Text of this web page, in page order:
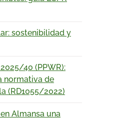
sostenibilidad y
40 (PPWR):
normativa de
(RD1055/2022)
Almansa una